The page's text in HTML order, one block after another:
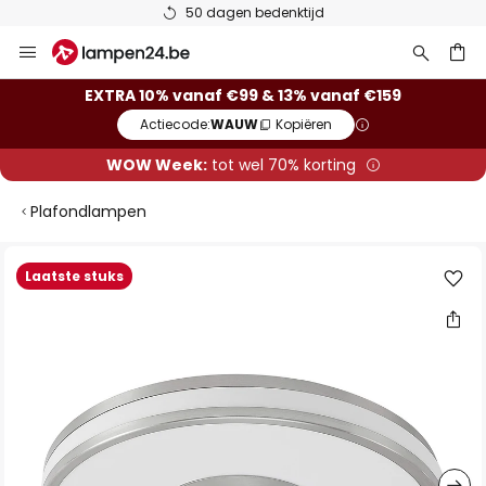
50 dagen bedenktijd
naar
EXTRA 10% vanaf €99 & 13% vanaf €159
Actiecode:WAUW Kopiëren
WOW Week:tot wel 70% korting
Plafondlampen
Laatste stuks
Ga
naar
afbeeldingen-
gallerij